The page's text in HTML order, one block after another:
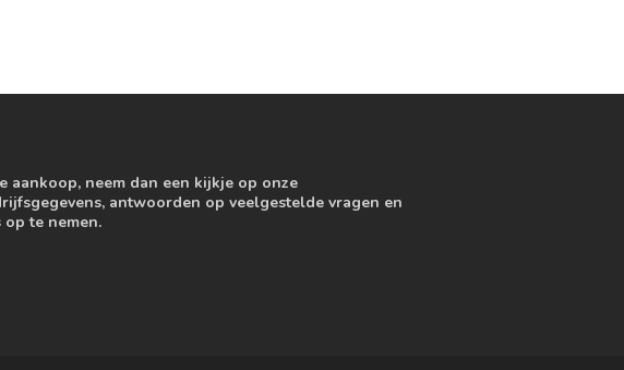
aankoop, neem dan een kijkje op onze
antwoorden op veelgestelde vragen en
te nemen.